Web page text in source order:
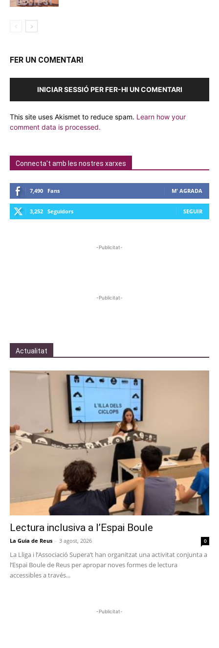
FER UN COMENTARI
INICIAR SESSIÓ PER FER-HI UN COMENTARI
This site uses Akismet to reduce spam. Learn how your
comment data is processed.
Connecta't amb les nostres xarxes
7,490 Fans M' AGRADA
3,252 Seguidors SEGUIR
-Publicitat-
-Publicitat-
Actualitat
Lectura inclusiva a l’Espai Boule
La Guia de Reus - 3 agost, 2026 0
La Lliga i l’Associació Supera’t han organitzat una activitat conjunta a
l’Espai Boule de Reus per apropar noves formes de lectura
accessibles a través...
-Publicitat-